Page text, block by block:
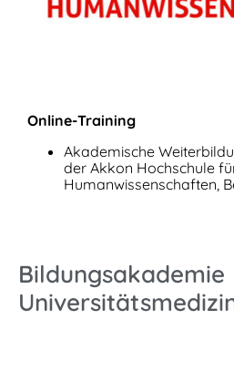
Online-Training
Akademische
der Akkon Hochschule
Humanwissenschaften,
Bildungsakademie